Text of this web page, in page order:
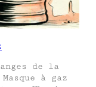
de la
à gaz